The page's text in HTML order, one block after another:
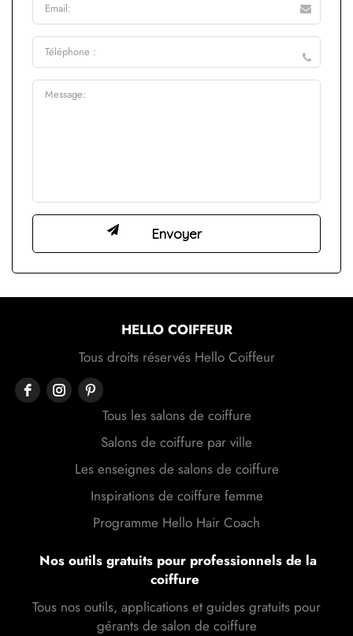
HELLO COIFFEUR
Tous droits réservés Hello Coiffeur
Tous les salons de coiffure
Salons de coiffure par ville
Les enseignes de salons de coiffure
Inspirations de coiffure femme
Programme Hello Hair Coach
Nos outils gratuits pour professionnels de la
coiffure
Tous nos outils, applications et guides gratuits pour
gérants de salon de coiffure